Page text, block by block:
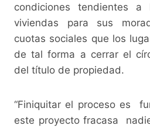
condiciones tendientes
viviendas para sus
cuotas sociales que los
de tal forma a cerrar el
del título de propiedad.
“Finiquitar el proceso es
este proyecto fracasa